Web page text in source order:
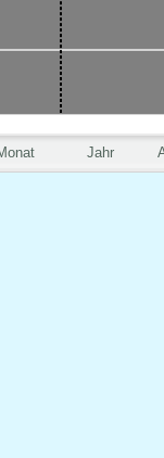
Jahr